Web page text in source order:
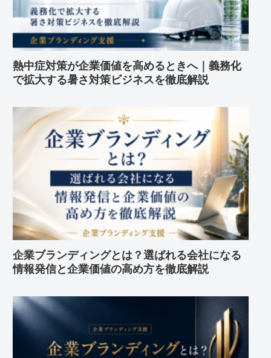
熱中症対策が企業価値を高めるときへ｜義務化
で拡大する暑さ対策ビジネスを徹底解説
企業ブランディングとは？選ばれる会社になる
情報発信と企業価値の高め方を徹底解説